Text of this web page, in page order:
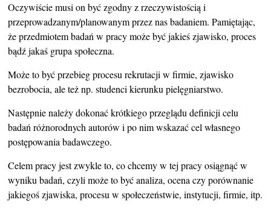
Oczywiście musi on być zgodny z rzeczywistością i
przeprowadzanym/planowanym przez nas badaniem. Pamiętając,
że przedmiotem badań w pracy może być jakieś zjawisko, proces
bądź jakaś grupa społeczna.
Może to być przebieg procesu rekrutacji w firmie, zjawisko
bezrobocia, ale też np. studenci kierunku pielęgniarstwo.
Następnie należy dokonać krótkiego przeglądu definicji celu
badań różnorodnych autorów i po nim wskazać cel własnego
postępowania badawczego.
Celem pracy jest zwykle to, co chcemy w tej pracy osiągnąć w
wyniku badań, czyli może to być analiza, ocena czy porównanie
jakiegoś zjawiska, procesu w społeczeństwie, instytucji, firmie, itp.